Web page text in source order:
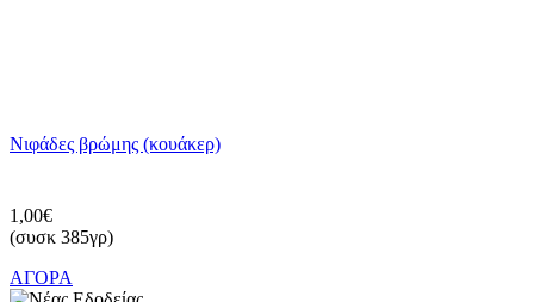
Νιφάδες βρώμης (κουάκερ)
1,00€
(συσκ 385γρ)
ΑΓΟΡΑ